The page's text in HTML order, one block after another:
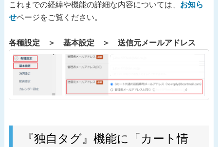
これまでの経緯や機能の詳細な内容については、 お知ら
せページをご覧ください。
各種設定 ＞ 基本設定 ＞ 送信元メールアドレス
『独自タグ』機能に「カート情